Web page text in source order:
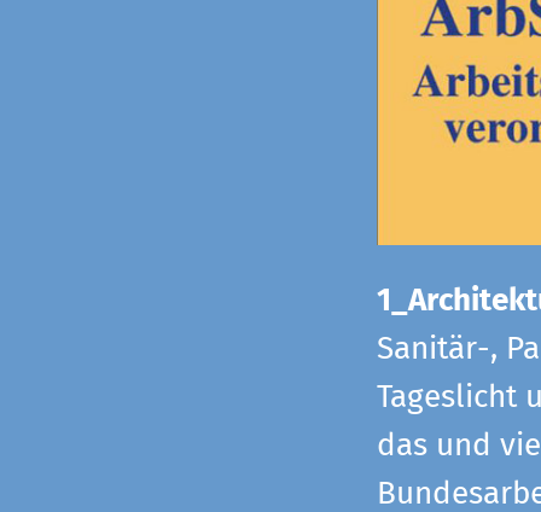
Sanitär-,
Tageslicht
das und